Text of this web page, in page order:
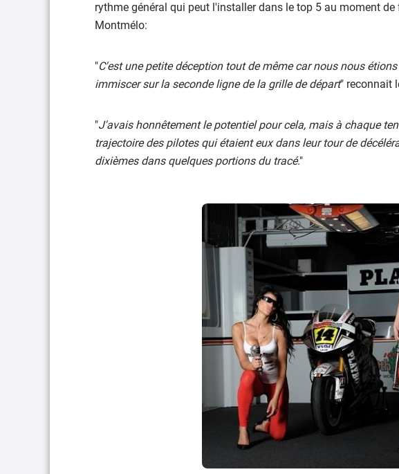
rythme général qui peut l'installer dans le top 5 au moment
Montmélo:
"C'est une petite déception tout de même car nous nous
immiscer sur la seconde ligne de la grille de départ" reconnait
"J'avais honnêtement le potentiel pour cela, mais à chaque
trajectoire des pilotes qui étaient eux dans leur tour de
dixièmes dans quelques portions du tracé."